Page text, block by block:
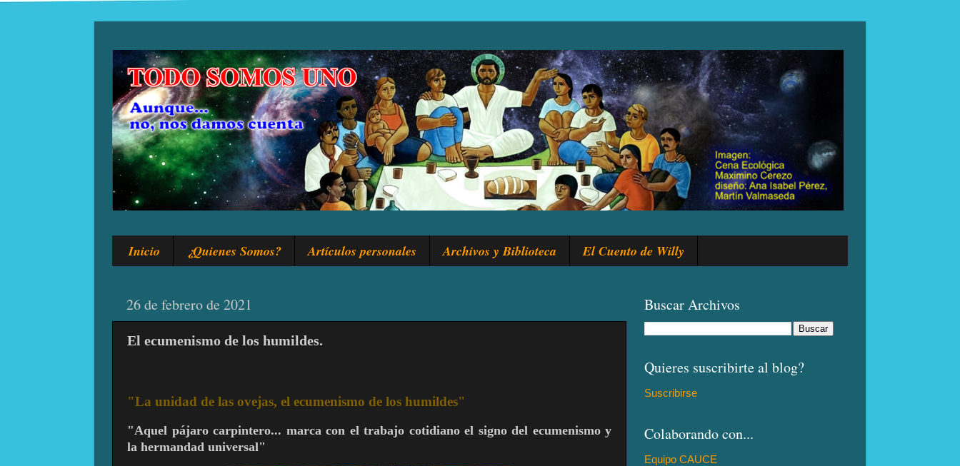
Inicio ¿Quienes Somos? Artículos personales Archivos y Biblioteca El Cuento de Willy
26 de febrero de 2021
El ecumenismo de los humildes.
"La unidad de las ovejas, el ecumenismo de los humildes"
"Aquel pájaro carpintero... marca con el trabajo cotidiano el signo del ecumenismo y
la hermandad universal"
Buscar Archivos
Quieres suscribirte al blog?
Suscribirse
Colaborando con...
Equipo CAUCE